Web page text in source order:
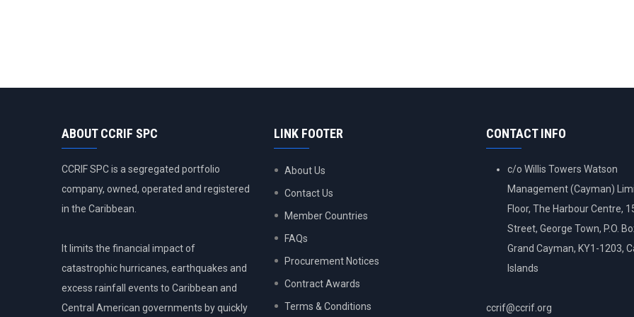
ABOUT CCRIF SPC
CCRIF SPC is a segregated portfolio
company, owned, operated and registered
in the Caribbean.
It limits the financial impact of
catastrophic hurricanes, earthquakes and
excess rainfall events to Caribbean and
Central American governments by quickly
LINK FOOTER
About Us
Contact Us
Member Countries
FAQs
Procurement Notices
Contract Awards
Terms & Conditions
CONTACT INFO
c/o Willis Towers Watson
Management (Cayman)
Floor, The Harbour Centre,
Street, George Town, P.O.
Grand Cayman, KY1-1203,
Islands
ccrif@ccrif.org